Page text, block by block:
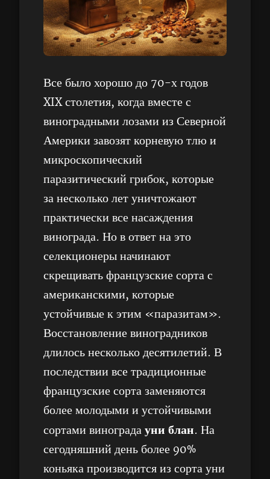
Все было хорошо до 70-х годов
XIX столетия, когда вместе с
виноградными лозами из Северной
Америки завозят корневую тлю и
микроскопический
паразитический грибок, которые
за несколько лет уничтожают
практически все насаждения
винограда. Но в ответ на это
селекционеры начинают
скрещивать французские сорта с
американскими, которые
устойчивые к этим «паразитам».
Восстановление виноградников
длилось несколько десятилетий. В
последствии все традиционные
французские сорта заменяются
более молодыми и устойчивыми
сортами винограда уни блан. На
сегодняшний день более 90%
коньяка производится из сорта уни